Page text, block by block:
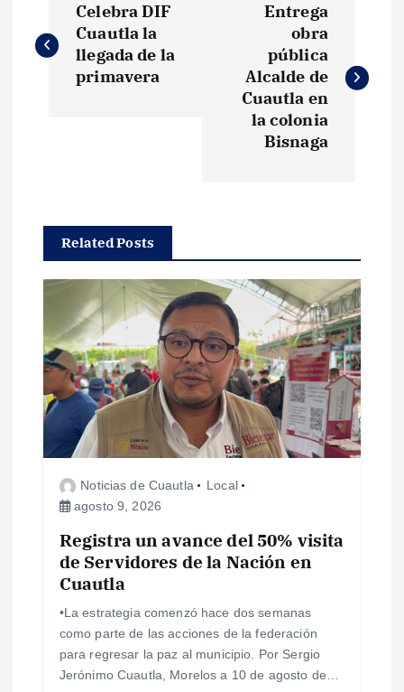
a
a
c
ó
n
d
Celebra DIF
Cuautla la
llegada de la
primavera
Entrega
obra
pública
Alcalde de
Cuautla en
la colonia
Bisnaga
Related Posts
Noticias de Cuautla
Local
agosto 9, 2026
Registra un avance del 50% visita
de Servidores de la Nación en
Cuautla
•La estrategia comenzó hace dos semanas
como parte de las acciones de la federación
para regresar la paz al municipio. Por Sergio
Jerónimo Cuautla, Morelos a 10 de agosto de…